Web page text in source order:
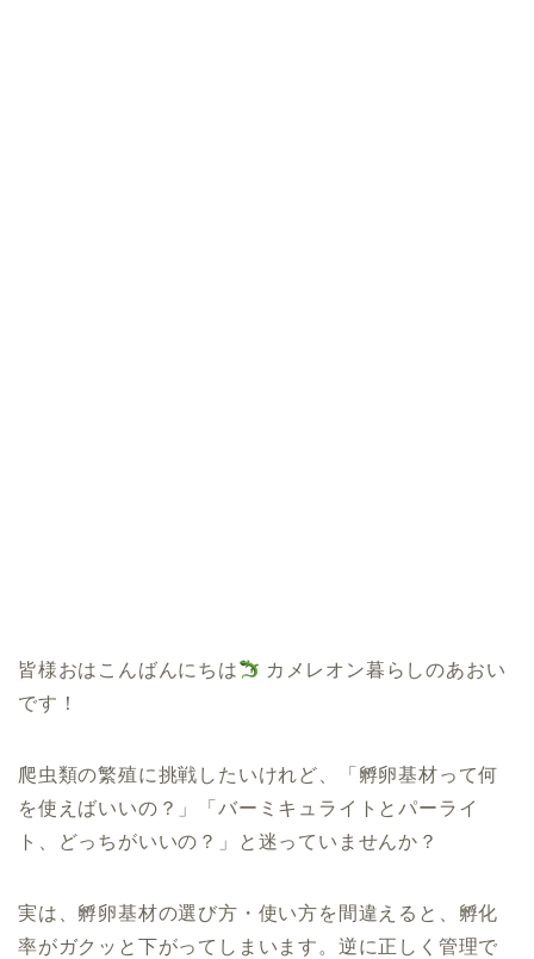
皆様おはこんばんにちは
カメレオン暮らしのあおい
です！
爬虫類の繁殖に挑戦したいけれど、「孵卵基材って何
を使えばいいの？」「バーミキュライトとパーライ
ト、どっちがいいの？」と迷っていませんか？
実は、孵卵基材の選び方・使い方を間違えると、孵化
率がガクッと下がってしまいます。逆に正しく管理で